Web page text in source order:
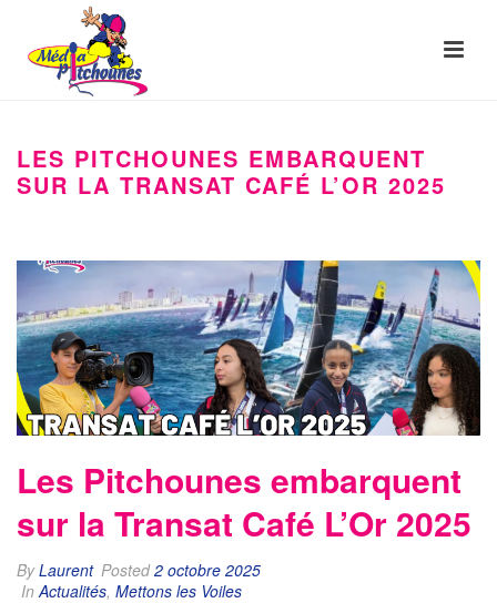
LES PITCHOUNES EMBARQUENT
SUR LA TRANSAT CAFÉ L’OR 2025
Les Pitchounes embarquent
sur la Transat Café L’Or 2025
ByLaurent Posted2 octobre 2025
In Actualités, Mettons les Voiles